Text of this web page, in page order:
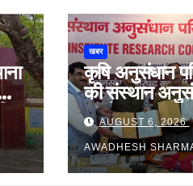
खबर
कृषि अनुसंधान
की संस्थान
की बैठक सम्पन्न
AUGUST 6, 2026
AWADHESH